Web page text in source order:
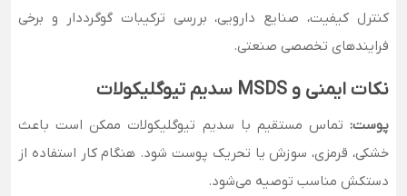
کنترل کیفیت، صنایع دارویی، بررسی ترکیبات گوگرددار و برخی
فرایندهای تخصصی صنعتی.
نکات ایمنی و MSDS سدیم تیوگلیکولات
پوست: تماس مستقیم با سدیم تیوگلیکولات ممکن است باعث
خشکی، قرمزی، سوزش یا تحریک پوست شود. هنگام کار استفاده از
دستکش مناسب توصیه می‌شود.